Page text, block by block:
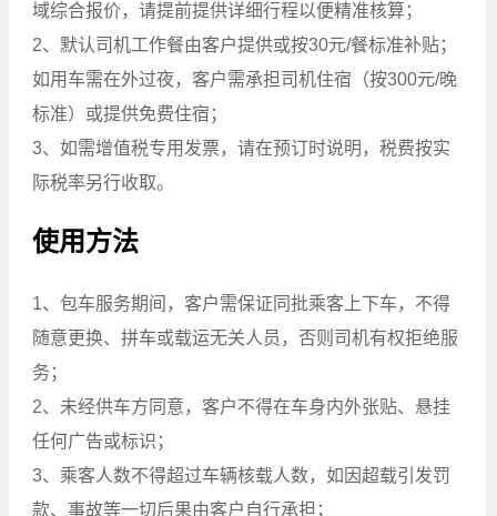
域综合报价，请提前提供详细行程以便精准核算；
2、默认司机工作餐由客户提供或按30元/餐标准补贴；
如用车需在外过夜，客户需承担司机住宿（按300元/晚
标准）或提供免费住宿；
3、如需增值税专用发票，请在预订时说明，税费按实
际税率另行收取。
使用方法
1、包车服务期间，客户需保证同批乘客上下车，不得
随意更换、拼车或载运无关人员，否则司机有权拒绝服
务；
2、未经供车方同意，客户不得在车身内外张贴、悬挂
任何广告或标识；
3、乘客人数不得超过车辆核载人数，如因超载引发罚
款、事故等一切后果由客户自行承担；